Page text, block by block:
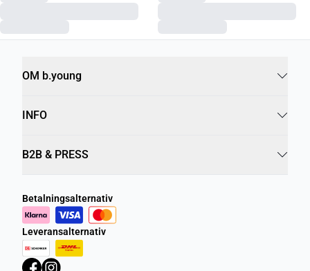
OM b.young
INFO
B2B & PRESS
Betalningsalternativ
Leveransalternativ